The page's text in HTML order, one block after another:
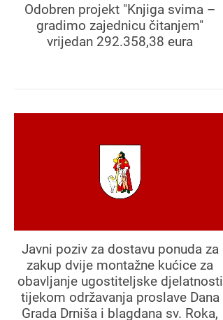
Odobren projekt "Knjiga svima –
gradimo zajednicu čitanjem"
vrijedan 292.358,38 eura
Javni poziv za dostavu ponuda za
zakup dvije montažne kućice za
obavljanje ugostiteljske djelatnosti
tijekom održavanja proslave Dana
Grada Drniša i blagdana sv. Roka,